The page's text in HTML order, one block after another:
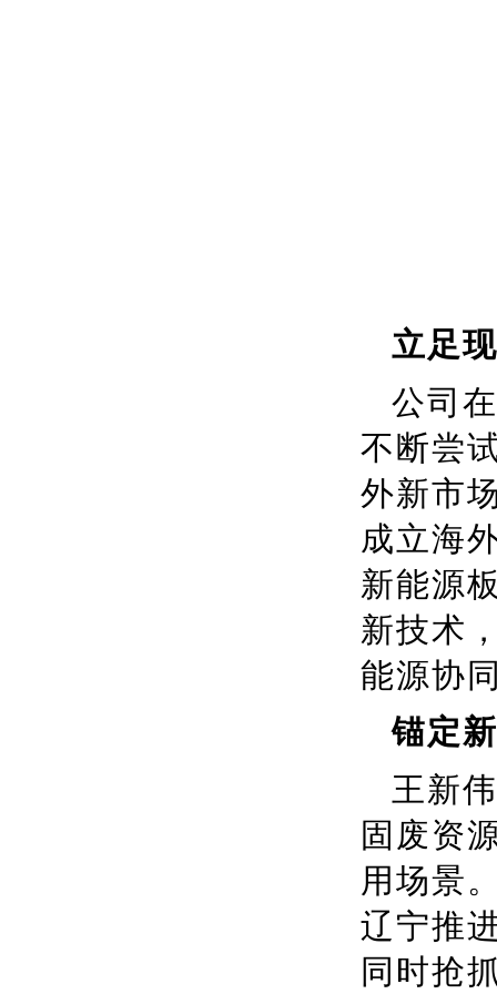
立足
公司
不断尝
外新市
成立海
新能源
新技术
能源协
锚定
王新
固废资
用场景
辽宁推
同时抢